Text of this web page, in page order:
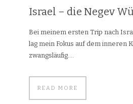
Israel – die Negev
Bei meinem ersten Trip nach
lag mein Fokus auf dem inneren
zwangsläufig....
READ MORE